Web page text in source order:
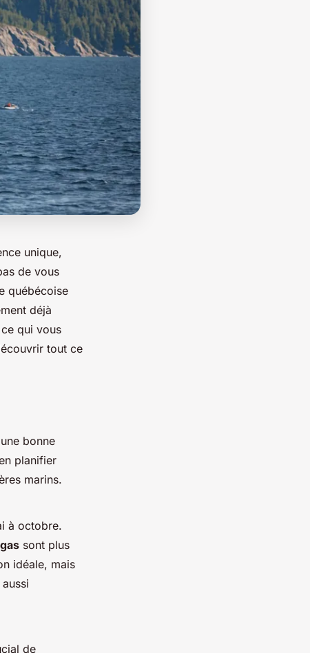
unique,
de vous
québécoise
déjà
qui vous
tout ce
bonne
planifier
marins.
à octobre.
sont plus
idéale, mais
de